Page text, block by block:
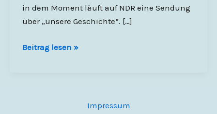
in dem Moment läuft auf NDR eine Sendung
über „unsere Geschichte“. […]
Ärgerlich…
Beitrag lesen »
Impressum